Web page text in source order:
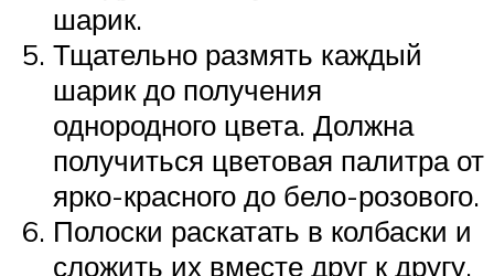
шарик.
Тщательно размять каждый
шарик до получения
однородного цвета. Должна
получиться цветовая палитра от
ярко-красного до бело-розового.
Полоски раскатать в колбаски и
сложить их вместе друг к другу.